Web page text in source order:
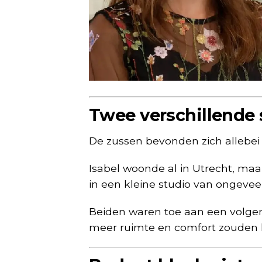
Twee
De zussen bevonden zich
Isabel woonde al in Utrecht,
in een kleine studio van
Beiden waren toe aan een
meer ruimte en comfort zouden